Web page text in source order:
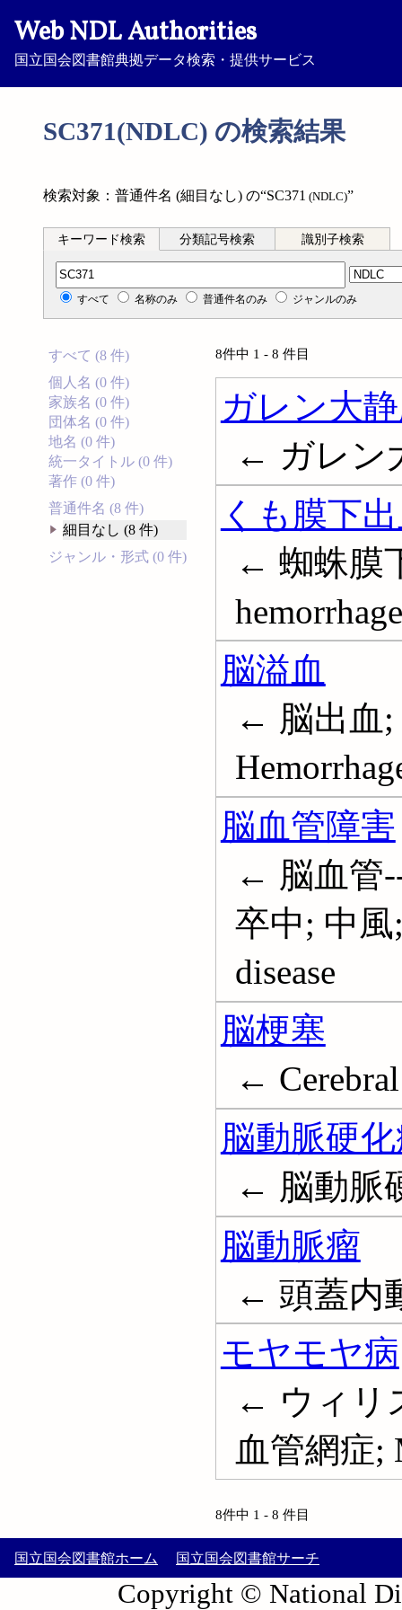
Web NDL Authorities
国立国会図書館典拠データ検索・提供サービス
SC371(NDLC) の検索結果
検索対象：普通件名 (細目なし) の“SC371 (NDLC)”
キーワード検索 分類記号検索 識別子検索
分類記号検索
すべて 名称のみ 普通件名のみ ジャンルのみ
すべて (8 件)
個人名 (0 件)
家族名 (0 件)
団体名 (0 件)
地名 (0 件)
統一タイトル (0 件)
著作 (0 件)
普通件名 (8 件)
細目なし (8 件)
ジャンル・形式 (0 件)
8件中 1 - 8 件目
ガレン大
← ガレン
くも膜下
← 蜘蛛膜
hemorrhage
脳溢血
← 脳出血;
脳血管障害
← 脳血管
卒中; 中風
disease
脳梗塞
←
脳動脈硬
← 脳動脈
脳動脈瘤
← 頭蓋内
モヤモヤ病
← ウィリ
血管網症;
8件中 1 - 8 件目
国立国会図書館ホーム 国立国会図書館サーチ
Copyright © National